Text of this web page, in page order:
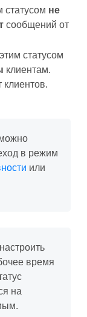
статусом не
сообщений от
статусом
клиентам.
в режим
или
время
на